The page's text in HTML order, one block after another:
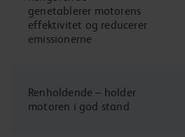
genetablerer motorens
effektivitet og reducerer
emissionerne
Renholdende – holder
motoren i god stand